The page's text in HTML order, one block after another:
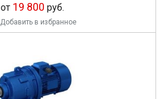
от 19 800 руб.
Добавить в избранное